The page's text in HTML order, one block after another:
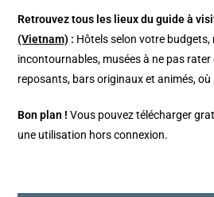
Retrouvez tous les lieux du guide à
(Vietnam) : Hôtels selon votre
incontournables, musées à ne pas
reposants, bars originaux et animés,
Bon plan ! Vous pouvez télécharger
une utilisation hors connexion.